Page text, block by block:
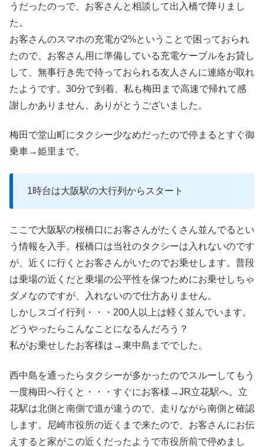
うだったのっで、お客さんと相談して出入橋で降りまし
た。
お客さんのスマホの充電が2%ということで困っておられ
たので、お客さん用に準備している充電ケーブルをお貸し
して、無事行き先で待っておられる友人さんに連絡が取れ
たようです。30分で到着、私も梅田まで高速で帰れて感
謝しかありません、ありがとうございました。
梅田で堂山町にタクシー少なめだったので停まるとすぐ御
乗車→姫里まで。
1時台は大阪駅の大行列からスタート
ここで大阪駅の桜橋口にお客さんがたくさん並んでるとい
う情報を入手。桜橋口は当社のタクシーは入れないのです
が、近くに行くとお客さんがいたのでお乗せします。普段
は乗場の近くだと乗場の公平性を保つためにお乗せしちゃ
ダメなのですが、入れないので仕方ありません。
しかしスゴイ行列・・・200人以上は軽く並んでいます。
どうやったらこんなことになるんだろう？
私がお乗せしたお客様は→東中島まででした。
西中島を通ったらタクシーが多かったのでスルーしてもう
一度梅田へ行くと・・・すぐにお客様→JR立花駅へ。立
花駅は北側と南側で道が違うので、走りながら南側と確認
します。尼崎市役所の近くまで来たので、お客さんにお伝
えすると家がこの近くだったようで市役所前で停めまし